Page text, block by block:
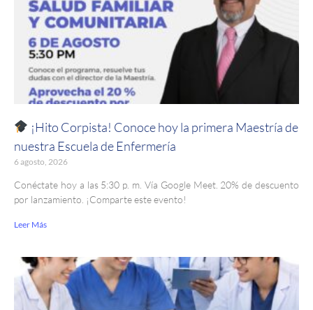
¡Hito Corpista! Conoce hoy la primera Maestría de
nuestra Escuela de Enfermería
6 agosto, 2026
Conéctate hoy a las 5:30 p. m. Vía Google Meet. 20% de descuento
por lanzamiento. ¡Comparte este evento!
Leer Más